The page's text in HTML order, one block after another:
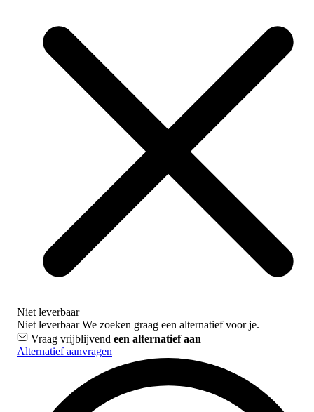
Niet leverbaar
Niet leverbaarWe zoeken graag een alternatief voor je.
Vraag vrijblijvend een alternatief aan
Alternatief aanvragen